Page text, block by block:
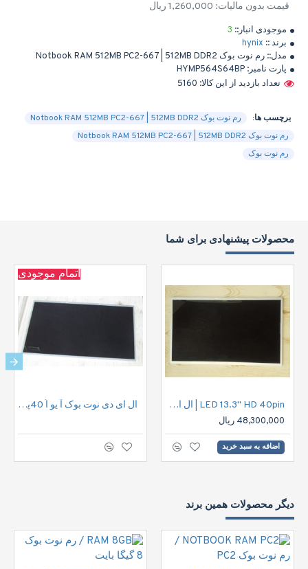
موجودی انبار:: 3
برند :: hynix
مدل:: رم نوت بوک Notbook RAM 512MB PC2-667 | 512MB DDR2
پارت نامبر: HYMP564S64BP
تعداد بازدید از این کالا: 5160
قیمت بدون مالیات: 1,260,000 ریال
برچسب ها:
رم نوت بوک Notbook RAM 512MB PC2-667 | 512MB DDR2
رم نوت بوک Notbook RAM 512MB PC2-667 | 512MB DDR2
رم نوت بوک
محصولات پیشنهادی برای شما
LED 13.3" HD 40pin | ال ای دی نوت بوک اچ دی 40پین
48,300,000 ریال
اضافه به سبد خرید
اتمام موجودی
ال ای دی نوت بوک آ یو اُ 40پین |LED 15.6" HD 40pin
دیگر محصولات همین برند